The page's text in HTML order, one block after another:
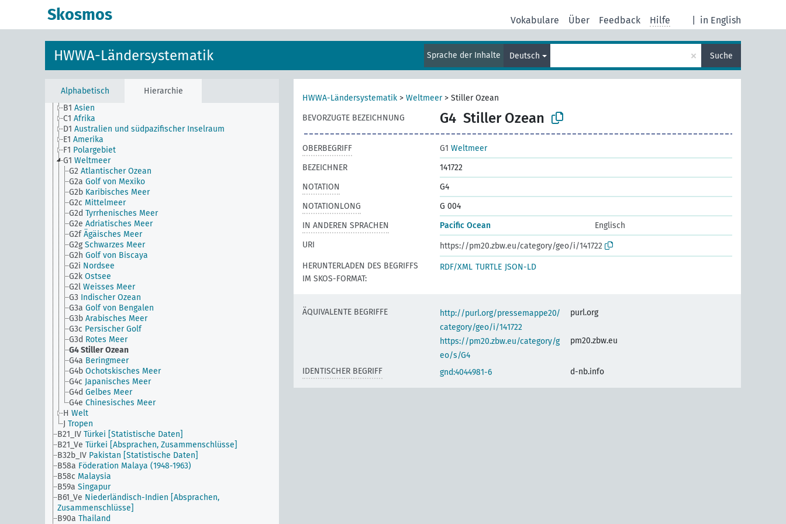
Skosmos in English
Vokabulare Über Feedback Hilfe
HWWA-Ländersystematik Sprache der Inhalte Deutsch × Suche
Alphabetisch Hierarchie
A10_Va Deutschland [Handel und Industrie, Allgemeines]
A43_IV Osmanisches Reich [Statistische Daten]
Osmanisches Reich [Absprachen,
AG HWWA-Ländersystematik
A1
B1 Asien
C1 Afrika
D1 Australien und südpazifischer Inselraum
E1 Amerika
F1 Polargebiet
G1 Weltmeer
G2 Atlantischer Ozean
G2a Golf von Mexiko
G2b Karibisches Meer
G2c Mittelmeer
G2d Tyrrhenisches Meer
G2e Adriatisches Meer
G2f Ägäisches Meer
G2g Schwarzes Meer
G2h Golf von Biscaya
G2i Nordsee
G2k Ostsee
G2l Weisses Meer
G3 Indischer Ozean
G3a Golf von Bengalen
G3b Arabisches Meer
G3c Persischer Golf
G3d Rotes Meer
G4Stiller Ozean
G4a Beringmeer
G4b Ochotskisches Meer
G4c Japanisches Meer
G4d Gelbes Meer
G4e Chinesisches Meer
H Welt
J Tropen
B21_IV Türkei [Statistische Daten]
B21_Ve Türkei [Absprachen, Zusammenschlüsse]
B32b_IV Pakistan [Statistische Daten]
B58a Föderation Malaya (1948-1963)
B58c Malaysia
B59a Singapur
B61_Ve Niederländisch-Indien [Absprachen,
Zusammenschlüsse]
B90a Thailand
HWWA-Ländersystematik > Weltmeer> Stiller Ozean
BEVORZUGTE BEZEICHNUNG
G4 Stiller Ozean
OBERBEGRIFF G1 Weltmeer
BEZEICHNER
141722
NOTATION
G4
NOTATIONLONG
G 004
IN ANDEREN SPRACHEN
Pacific Ocean
Englisch
URI
https://pm20.zbw.eu/category/geo/i/141722
HERUNTERLADEN DES BEGRIFFS
IM SKOS-FORMAT:
RDF/XML TURTLE JSON-LD
ÄQUIVALENTE BEGRIFFE
http://purl.org/pressemappe20/
category/geo/i/141722
purl.org
https://pm20.zbw.eu/category/g
eo/s/G4
pm20.zbw.eu
IDENTISCHER BEGRIFF gnd:4044981-6 d-nb.info